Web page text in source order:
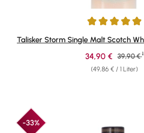
Durchschnittliche Bewertung von
Talisker Storm Single Malt Scotch
(49,86 € / 1 Liter)
34,90 € 39,90 € 1
-33%